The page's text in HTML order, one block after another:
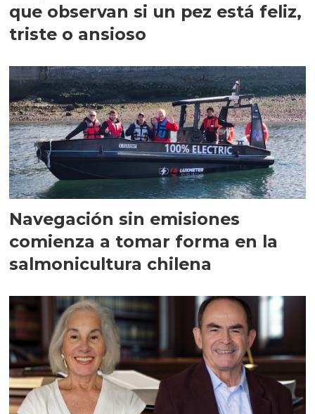
que observan si un pez está feliz,
triste o ansioso
Navegación sin emisiones
comienza a tomar forma en la
salmonicultura chilena